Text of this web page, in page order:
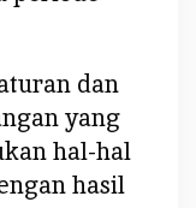
dan
yang
hal-hal
hasil